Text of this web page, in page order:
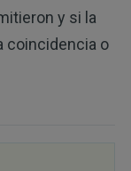
y si la
coincidencia o